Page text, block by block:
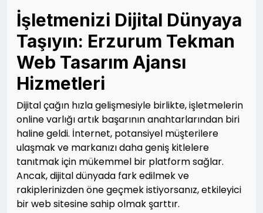
İşletmenizi Dijital Dünyaya
Taşıyın: Erzurum Tekman
Web Tasarım Ajansı
Hizmetleri
Dijital çağın hızla gelişmesiyle birlikte, işletmelerin
online varlığı artık başarının anahtarlarından biri
haline geldi. İnternet, potansiyel müşterilere
ulaşmak ve markanızı daha geniş kitlelere
tanıtmak için mükemmel bir platform sağlar.
Ancak, dijital dünyada fark edilmek ve
rakiplerinizden öne geçmek istiyorsanız, etkileyici
bir web sitesine sahip olmak şarttır.